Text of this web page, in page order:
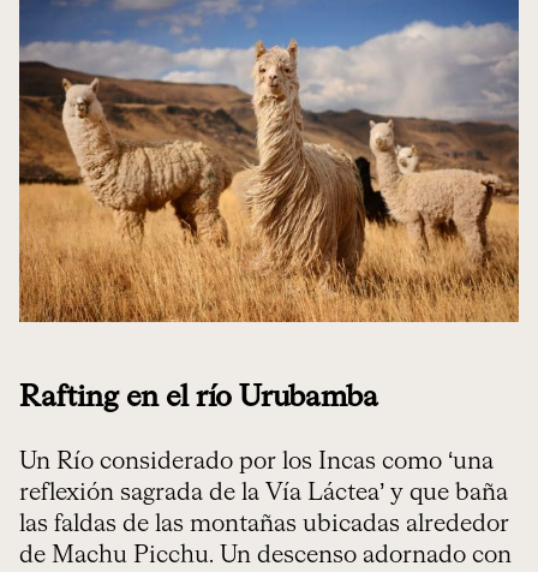
Rafting en el río Urubamba
Un Río considerado por los Incas como ‘una
reflexión sagrada de la Vía Láctea’ y que baña
las faldas de las montañas ubicadas alrededor
de Machu Picchu. Un descenso adornado con